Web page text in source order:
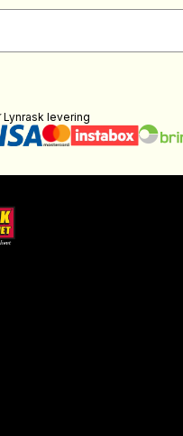
Lynrask levering